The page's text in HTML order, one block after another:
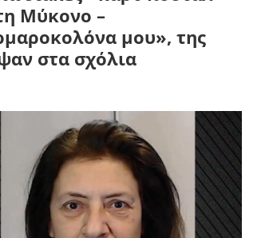
Μύκονο –
μου», της
στα σχόλια